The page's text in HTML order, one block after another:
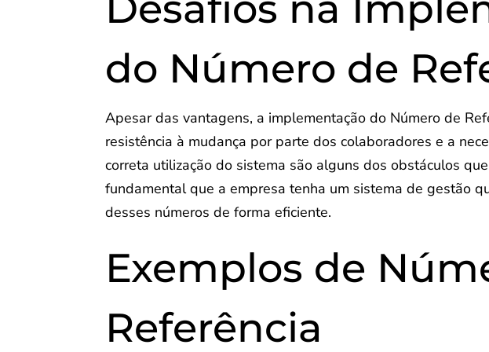
do Número de
Apesar das vantagens, a implementação do Número de
resistência à mudança por parte dos colaboradores e a
correta utilização do sistema são alguns dos obstáculos
fundamental que a empresa tenha um sistema de gestão
desses números de forma eficiente.
Exemplos de
Referência